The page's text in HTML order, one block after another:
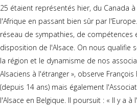
25 étaient représentés hier, du Canada
l'Afrique en passant bien sûr par
réseau de sympathies, de compétences
disposition de l'Alsace. On nous qualifie
la région et le dynamisme de nos
Alsaciens à l'étranger », observe
(depuis 14 ans) mais également
l'Alsace en Belgique. Il poursuit : « Il y a à